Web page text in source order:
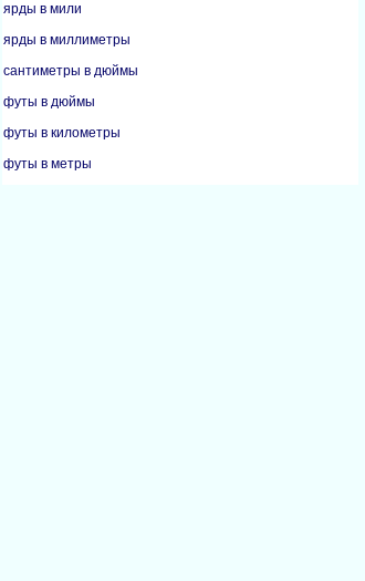
ярды в мили
ярды в миллиметры
сантиметры в дюймы
футы в дюймы
футы в километры
футы в метры